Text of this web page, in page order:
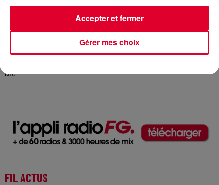
Le titre de l’exposition, We Are Here, utilisé comme slogan
dans divers contextes historiques et contemporains, tels que
les luttes pour les droits civiques, évoque des sentiments
art.
FIL ACTUS
Gérer mes choix
Accepter et fermer